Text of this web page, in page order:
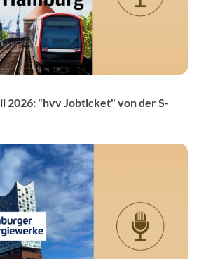
2026: "hvv Jobticket" von der S-